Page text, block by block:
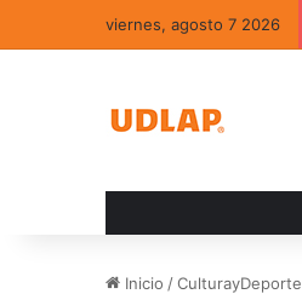
viernes, agosto 7 2026
Inicio /CulturayDeporte